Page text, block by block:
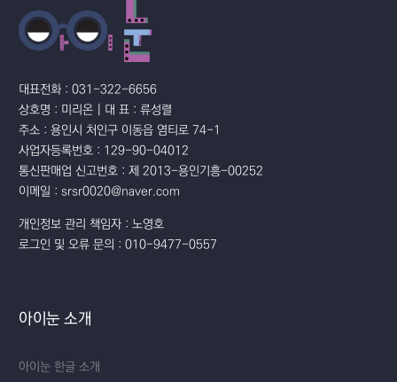
대표전화 : 031-322-6656
상호명 : 미리온 | 대 표 : 류성렬
주소 : 용인시 처인구 이동읍 염티로 74-1
사업자등록번호 : 129-90-04012
통신판매업 신고번호 : 제 2013-용인기흥-00252
이메일 : srsr0020@naver.com
개인정보 관리 책임자 : 노영호
로그인 및 오류 문의 : 010-9477-0557
아이눈 소개
아이눈 한글 소개